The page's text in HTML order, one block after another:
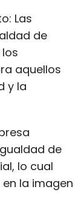
Las
de
aquellos
y la
de
lo cual
la imagen